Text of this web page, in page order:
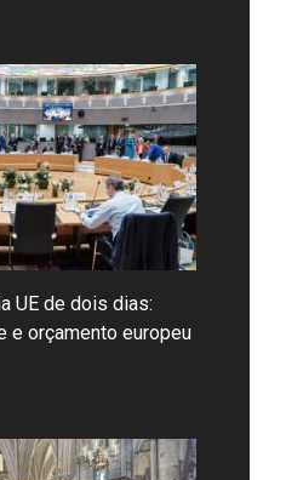
UE de dois dias:
e orçamento europeu